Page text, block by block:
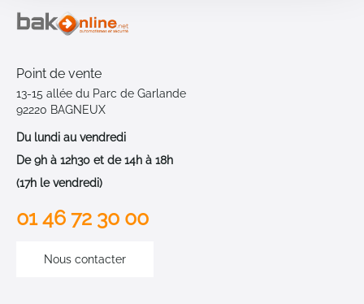
Point de vente
13-15 allée du Parc de Garlande
92220 BAGNEUX
Du lundi au vendredi
De 9h à 12h30 et de 14h à 18h
(17h le vendredi)
01 46 72 30 00
Nous contacter